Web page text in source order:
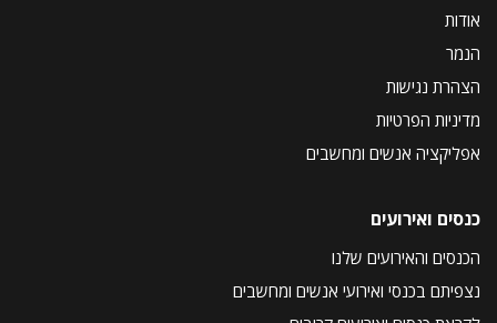
אודות
הנמר
הצהרת נגישות
מדיניות הפרטיות
אפליקציה אנשים ומחשבים
כנסים ואירועים
הכנסים והאירועים שלנו
נצפיתם בכנסי ואירועי אנשים ומחשבים